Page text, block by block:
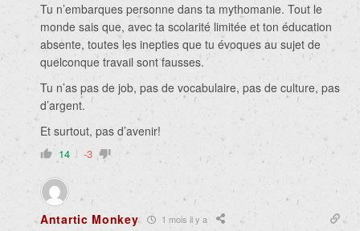
Tu n’embarques personne dans ta mythomanie. Tout le
monde sais que, avec ta scolarité limitée et ton éducation
absente, toutes les inepties que tu évoques au sujet de
quelconque travail sont fausses.
Tu n’as pas de job, pas de vocabulaire, pas de culture, pas
d’argent.
Et surtout, pas d’avenir!
14 -3
Antartic Monkey 1 mois il y a